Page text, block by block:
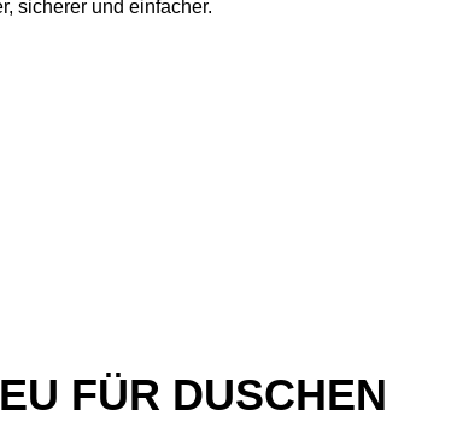
sicherer und einfacher.
FÜR DUSCHEN